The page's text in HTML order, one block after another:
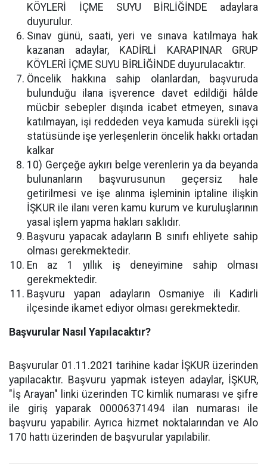
KÖYLERİ İÇME SUYU BİRLİĞİNDE adaylara
duyurulur.
Sınav günü, saati, yeri ve sınava katılmaya hak
kazanan adaylar, KADİRLİ KARAPINAR GRUP
KÖYLERİ İÇME SUYU BİRLİĞİNDE duyurulacaktır.
Öncelik hakkına sahip olanlardan, başvuruda
bulunduğu ilana işverence davet edildiği hâlde
mücbir sebepler dışında icabet etmeyen, sınava
katılmayan, işi reddeden veya kamuda sürekli işçi
statüsünde işe yerleşenlerin öncelik hakkı ortadan
kalkar
10) Gerçeğe aykırı belge verenlerin ya da beyanda
bulunanların başvurusunun geçersiz hale
getirilmesi ve işe alınma işleminin iptaline ilişkin
İŞKUR ile ilanı veren kamu kurum ve kuruluşlarının
yasal işlem yapma hakları saklıdır.
Başvuru yapacak adayların B sınıfı ehliyete sahip
olması gerekmektedir.
En az 1 yıllık iş deneyimine sahip olması
gerekmektedir.
Başvuru yapan adayların Osmaniye ili Kadirli
ilçesinde ikamet ediyor olması gerekmektedir.
Başvurular Nasıl Yapılacaktır?
Başvurular 01.11.2021 tarihine kadar İŞKUR üzerinden
yapılacaktır. Başvuru yapmak isteyen adaylar, İŞKUR,
"İş Arayan" linki üzerinden TC kimlik numarası ve şifre
ile giriş yaparak 00006371494 ilan numarası ile
başvuru yapabilir. Ayrıca hizmet noktalarından ve Alo
170 hattı üzerinden de başvurular yapılabilir.